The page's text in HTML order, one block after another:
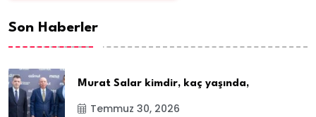
Son Haberler
Murat Salar kimdir, kaç yaşında,
Temmuz 30, 2026